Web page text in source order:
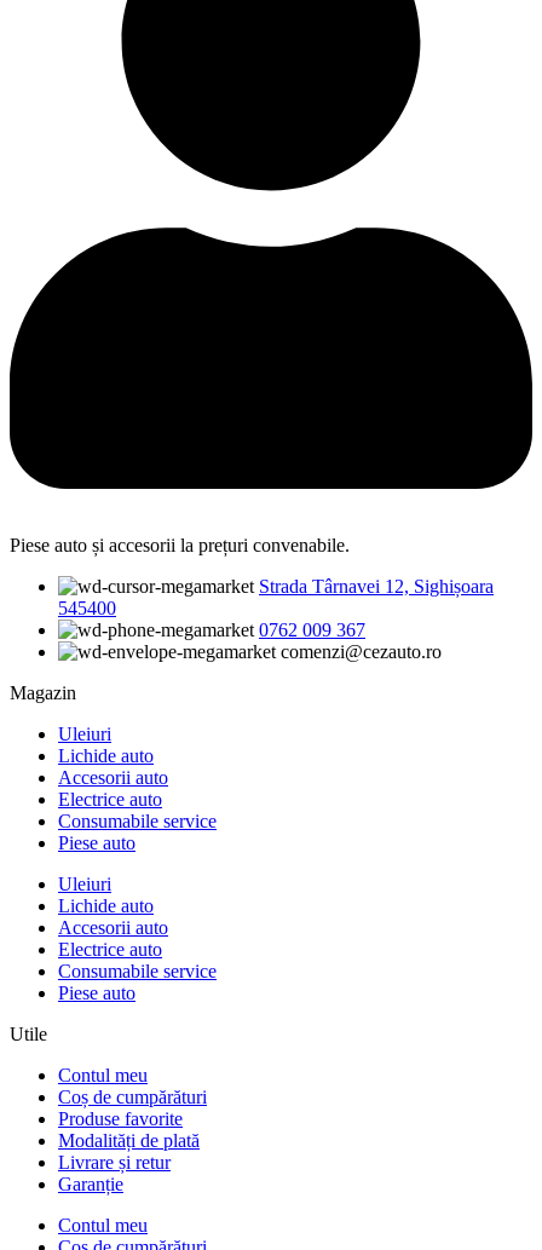
Piese auto și accesorii la prețuri convenabile.
Strada Târnavei 12, Sighișoara
545400
0762 009 367
comenzi@cezauto.ro
Magazin
Uleiuri
Lichide auto
Accesorii auto
Electrice auto
Consumabile service
Piese auto
Uleiuri
Lichide auto
Accesorii auto
Electrice auto
Consumabile service
Piese auto
Utile
Contul meu
Coș de cumpărături
Produse favorite
Modalități de plată
Livrare și retur
Garanție
Contul meu